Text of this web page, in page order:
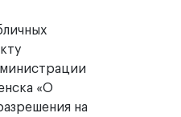
«О
на